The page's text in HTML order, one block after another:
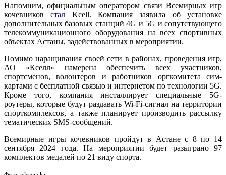
Напомним, официальным оператором связи Всемирных игр
кочевниковстал Kcell. Компания заявила об установке
дополнительных базовых станций 4G и 5G и сопутствующего
телекоммуникационного оборудования на всех спортивных
объектах Астаны, задействованных в мероприятии.
Помимо наращивания своей сети в районах, проведения игр,
АО «Кселл» намерена обеспечить всех участников,
спортсменов, волонтеров и работников оргкомитета сим-
картами с бесплатной связью и интернетом по технологии 5G.
Кроме того, компания инсталлирует специальные 5G-
роутеры, которые будут раздавать Wi-Fi-сигнал на территории
спорткомплексов, а также планирует производить рассылку
тематических SМS-сообщений.
Всемирные игры кочевников пройдут в Астане с 8 по 14
сентября 2024 года. На мероприятии будет разыграно 97
комплектов медалей по 21 виду спорта.